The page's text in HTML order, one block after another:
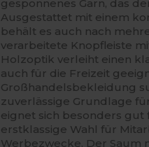
gesponnenes Garn, das
Ausgestattet mit einem
behält es auch nach
verarbeitete Knopfleiste
Holzoptik verleiht einen
auch für die Freizeit
Großhandelsbekleidung
zuverlässige Grundlage
eignet sich besonders
erstklassige Wahl für
Werbezwecke. Der Saum